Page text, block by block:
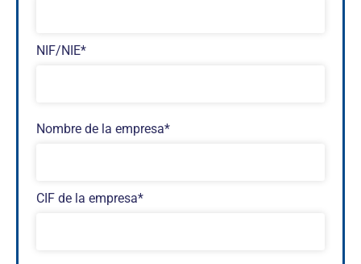
NIF/NIE*
Nombre de la empresa*
CIF de la empresa*